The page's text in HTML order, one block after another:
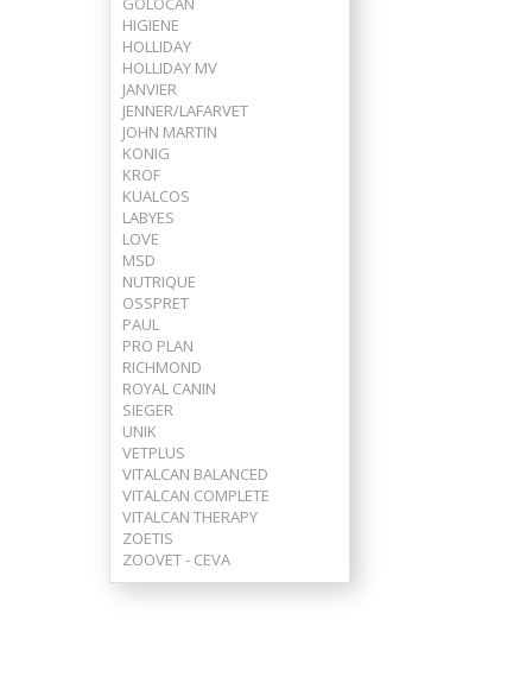
HIGIENE
HOLLIDAY
HOLLIDAY MV
JANVIER
JENNER/LAFARVET
JOHN MARTIN
KONIG
KROF
KUALCOS
LABYES
LOVE
MSD
NUTRIQUE
OSSPRET
PAUL
PRO PLAN
RICHMOND
ROYAL CANIN
SIEGER
UNIK
VETPLUS
VITALCAN BALANCED
VITALCAN COMPLETE
VITALCAN THERAPY
ZOETIS
ZOOVET - CEVA